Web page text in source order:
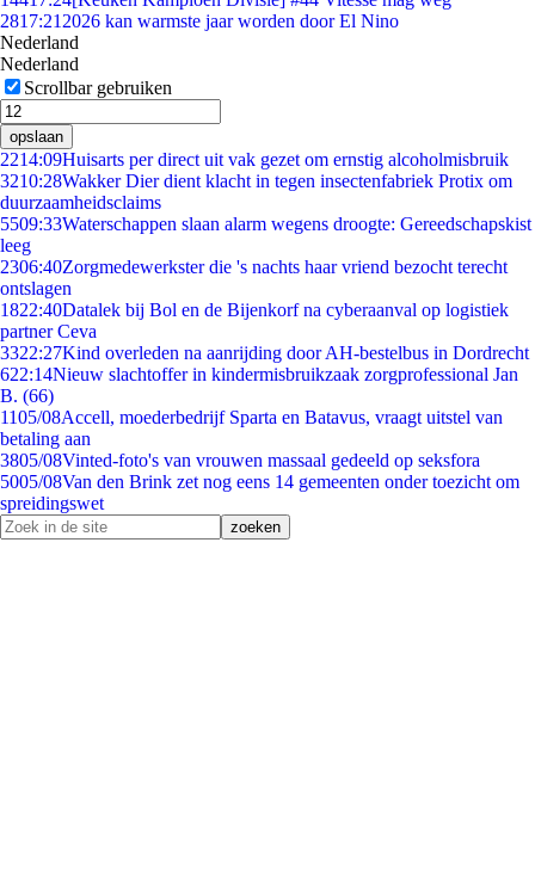
2817:21 2026 kan warmste jaar worden door El Nino
Nederland
Nederland
Scrollbar gebruiken
opslaan
2214:09Huisarts per direct uit vak gezet om ernstig alcoholmisbruik
3210:28Wakker Dier dient klacht in tegen insectenfabriek Protix om
duurzaamheidsclaims
5509:33Waterschappen slaan alarm wegens droogte: Gereedschapskist
leeg
2306:40Zorgmedewerkster die 's nachts haar vriend bezocht terecht
ontslagen
1822:40Datalek bij Bol en de Bijenkorf na cyberaanval op logistiek
partner Ceva
3322:27Kind overleden na aanrijding door AH-bestelbus in Dordrecht
622:14Nieuw slachtoffer in kindermisbruikzaak zorgprofessional Jan
B. (66)
1105/08Accell, moederbedrijf Sparta en Batavus, vraagt uitstel van
betaling aan
3805/08Vinted-foto's van vrouwen massaal gedeeld op seksfora
5005/08Van den Brink zet nog eens 14 gemeenten onder toezicht om
spreidingswet